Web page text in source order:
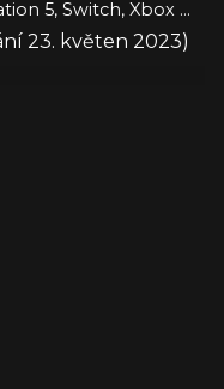
Android, PC, PlayStation 4, PlayStation 5, Switch, Xbox One, Xbox Series, iOS
23. květen 2023)